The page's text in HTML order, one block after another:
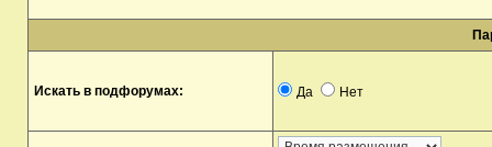
Искать в подфорумах: Да Нет